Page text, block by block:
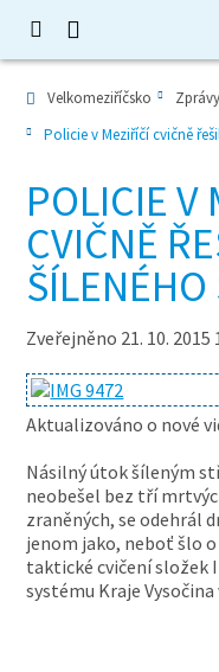
Velkomeziříčsko
Zprávy
Policie v Meziříčí cvičně
POLICIE V
CVIČNĚ
ŠÍLENÉHO
Zveřejněno 21. 10. 2015
Aktualizováno o nové
Násilný útok šíleným
neobešel bez tří
zraněných, se odehrál
jenom jako, neboť šlo
taktické cvičení složek
systému Kraje